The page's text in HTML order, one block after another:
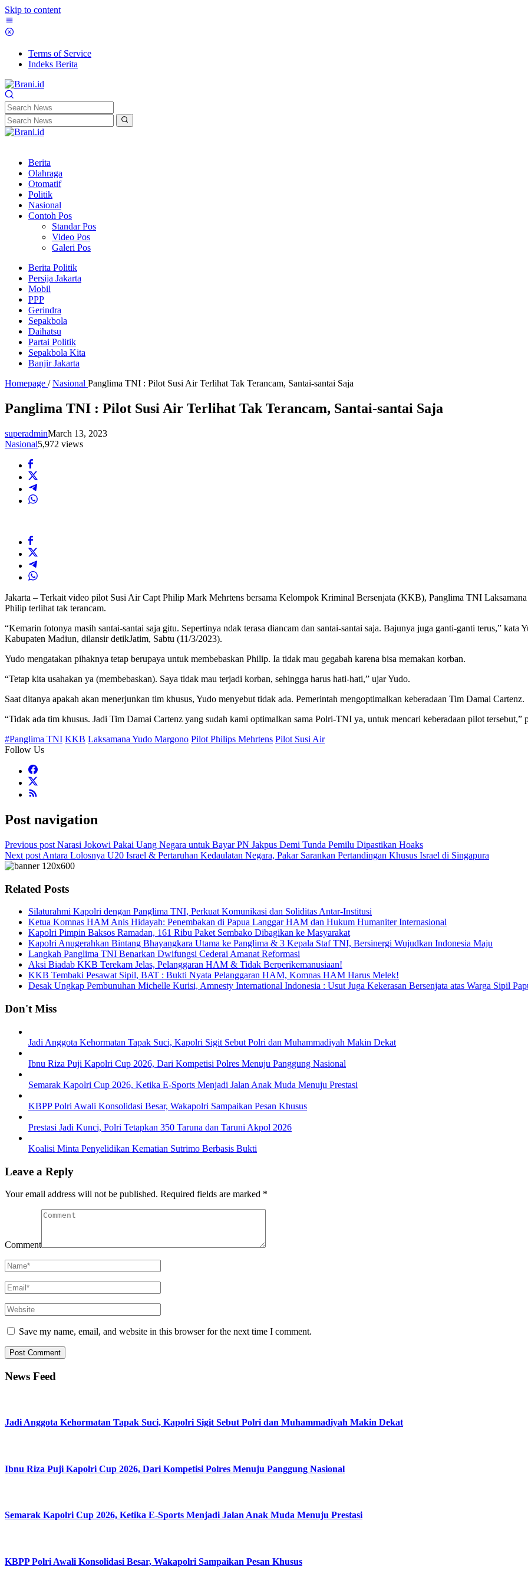
Skip to content
Terms of Service
Indeks Berita
Berita
Olahraga
Otomatif
Politik
Nasional
Contoh Pos
Standar Pos
Video Pos
Galeri Pos
Berita Politik
Persija Jakarta
Mobil
PPP
Gerindra
Sepakbola
Daihatsu
Partai Politik
Sepakbola Kita
Banjir Jakarta
Homepage / Nasional Panglima TNI : Pilot Susi Air Terlihat Tak Terancam, Santai-santai Saja
Panglima TNI : Pilot Susi Air Terlihat Tak Terancam, Santai-santai Saja
superadminMarch 13, 2023
Nasional5,972 views
Jakarta – Terkait video pilot Susi Air Capt Philip Mark Mehrtens bersama Kelompok Kriminal Bersenjata (KKB), Panglima TNI
Philip terlihat tak terancam.
“Kemarin fotonya masih santai-santai saja gitu. Sepertinya ndak terasa diancam dan santai-santai saja. Bajunya juga ganti-ganti terus,”
Kabupaten Madiun, dilansir detikJatim, Sabtu (11/3/2023).
Yudo mengatakan pihaknya tetap berupaya untuk membebaskan Philip. Ia tidak mau gegabah karena bisa memakan korban.
“Tetap kita usahakan ya (membebaskan). Saya tidak mau terjadi korban, sehingga harus hati-hati,” ujar Yudo.
Saat ditanya apakah akan menerjunkan tim khusus, Yudo menyebut tidak ada. Pemerintah mengoptimalkan keberadaan Tim Damai Cartenz.
“Tidak ada tim khusus. Jadi Tim Damai Cartenz yang sudah kami optimalkan sama Polri-TNI ya, untuk mencari keberadaan pilot tersebut,”
#Panglima TNI KKB Laksamana Yudo Margono Pilot Philips Mehrtens Pilot Susi Air
Follow Us
Post navigation
Previous post Narasi Jokowi Pakai Uang Negara untuk Bayar PN Jakpus Demi Tunda Pemilu Dipastikan Hoaks
Next post Antara Lolosnya U20 Israel & Pertaruhan Kedaulatan Negara, Pakar Sarankan Pertandingan Khusus Israel di Singapura
Related Posts
Silaturahmi Kapolri dengan Panglima TNI, Perkuat Komunikasi dan Soliditas Antar-Institusi
Ketua Komnas HAM Anis Hidayah: Penembakan di Papua Langgar HAM dan Hukum Humaniter Internasional
Kapolri Pimpin Baksos Ramadan, 161 Ribu Paket Sembako Dibagikan ke Masyarakat
Kapolri Anugerahkan Bintang Bhayangkara Utama ke Panglima & 3 Kepala Staf TNI, Bersinergi Wujudkan Indonesia Maju
Langkah Panglima TNI Benarkan Dwifungsi Cederai Amanat Reformasi
Aksi Biadab KKB Terekam Jelas, Pelanggaran HAM & Tidak Berperikemanusiaan!
KKB Tembaki Pesawat Sipil, BAT : Bukti Nyata Pelanggaran HAM, Komnas HAM Harus Melek!
Desak Ungkap Pembunuhan Michelle Kurisi, Amnesty International Indonesia : Usut Juga Kekerasan Bersenjata atas Warga Sipil
Don't Miss
Jadi Anggota Kehormatan Tapak Suci, Kapolri Sigit Sebut Polri dan Muhammadiyah Makin Dekat
Ibnu Riza Puji Kapolri Cup 2026, Dari Kompetisi Polres Menuju Panggung Nasional
Semarak Kapolri Cup 2026, Ketika E-Sports Menjadi Jalan Anak Muda Menuju Prestasi
KBPP Polri Awali Konsolidasi Besar, Wakapolri Sampaikan Pesan Khusus
Prestasi Jadi Kunci, Polri Tetapkan 350 Taruna dan Taruni Akpol 2026
Koalisi Minta Penyelidikan Kematian Sutrimo Berbasis Bukti
Leave a Reply
Your email address will not be published. Required fields are marked *
Comment
Save my name, email, and website in this browser for the next time I comment.
News Feed
Jadi Anggota Kehormatan Tapak Suci, Kapolri Sigit Sebut Polri dan Muhammadiyah Makin Dekat
Ibnu Riza Puji Kapolri Cup 2026, Dari Kompetisi Polres Menuju Panggung Nasional
Semarak Kapolri Cup 2026, Ketika E-Sports Menjadi Jalan Anak Muda Menuju Prestasi
KBPP Polri Awali Konsolidasi Besar, Wakapolri Sampaikan Pesan Khusus